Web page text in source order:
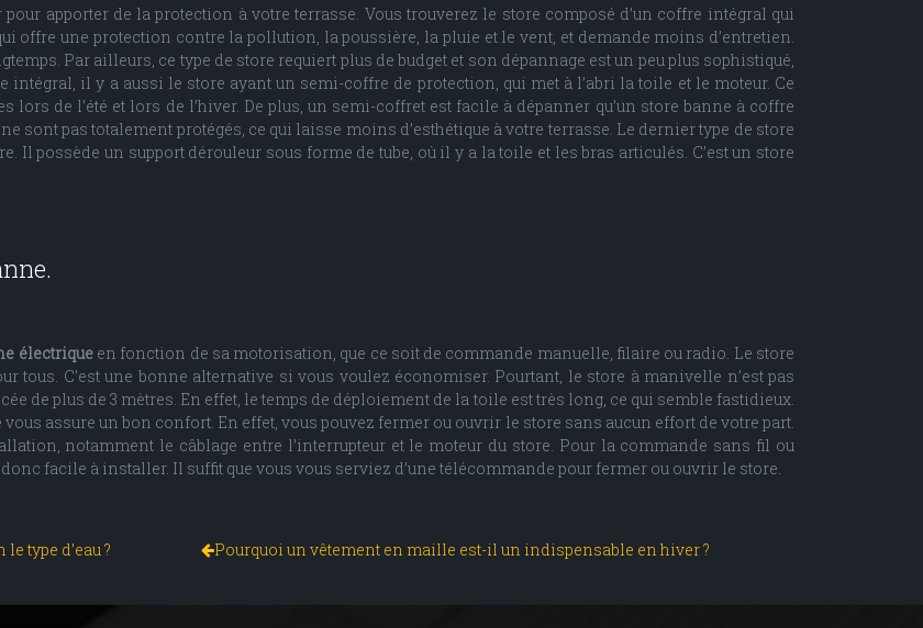
apporter de la protection à votre terrasse. Vous trouverez le store composé d’un coffre intégral qui
offre une protection contre la pollution, la poussière, la pluie et le vent, et demande moins d’entretien.
Par ailleurs, ce type de store requiert plus de budget et son dépannage est un peu plus sophistiqué,
il y a aussi le store ayant un semi-coffre de protection, qui met à l’abri la toile et le moteur. Ce
de l’été et lors de l’hiver. De plus, un semi-coffret est facile à dépanner qu’un store banne à coffre
sont pas totalement protégés, ce qui laisse moins d’esthétique à votre terrasse. Le dernier type de store
Il possède un support dérouleur sous forme de tube, où il y a la toile et les bras articulés. C’est un store
électriqueen fonction de sa motorisation, que ce soit de commande manuelle, filaire ou radio. Le store
tous. C’est une bonne alternative si vous voulez économiser. Pourtant, le store à manivelle n’est pas
de plus de 3 mètres. En effet, le temps de déploiement de la toile est très long, ce qui semble fastidieux.
assure un bon confort. En effet, vous pouvez fermer ou ouvrir le store sans aucun effort de votre part.
notamment le câblage entre l’interrupteur et le moteur du store. Pour la commande sans fil ou
facile à installer. Il suffit que vous vous serviez d’une télécommande pour fermer ou ouvrir le store.
type d’eau ? Pourquoi un vêtement en maille est-il un indispensable en hiver ?